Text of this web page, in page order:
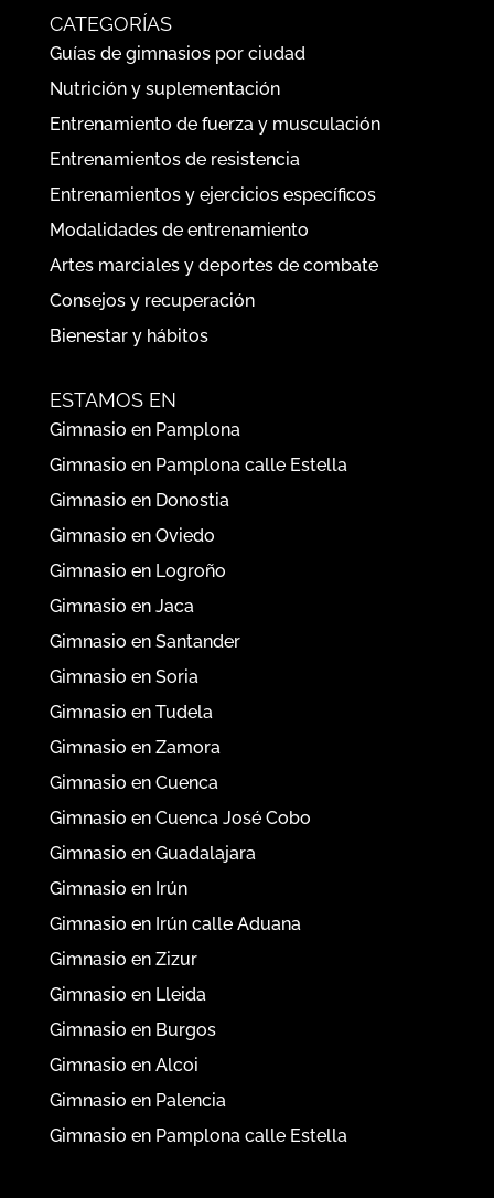
CATEGORÍAS
Guías de gimnasios por ciudad
Nutrición y suplementación
Entrenamiento de fuerza y musculación
Entrenamientos de resistencia
Entrenamientos y ejercicios específicos
Modalidades de entrenamiento
Artes marciales y deportes de combate
Consejos y recuperación
Bienestar y hábitos
ESTAMOS EN
Gimnasio en Pamplona
Gimnasio en Pamplona calle Estella
Gimnasio en Donostia
Gimnasio en Oviedo
Gimnasio en Logroño
Gimnasio en Jaca
Gimnasio en Santander
Gimnasio en Soria
Gimnasio en Tudela
Gimnasio en Zamora
Gimnasio en Cuenca
Gimnasio en Cuenca José Cobo
Gimnasio en Guadalajara
Gimnasio en Irún
Gimnasio en Irún calle Aduana
Gimnasio en Zizur
Gimnasio en Lleida
Gimnasio en Burgos
Gimnasio en Alcoi
Gimnasio en Palencia
Gimnasio en Pamplona calle Estella